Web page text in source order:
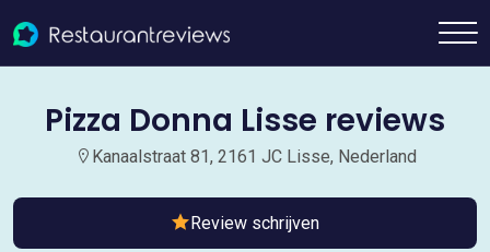
Pizza Donna Lisse reviews
Kanaalstraat 81, 2161 JC Lisse, Nederland
Review schrijven